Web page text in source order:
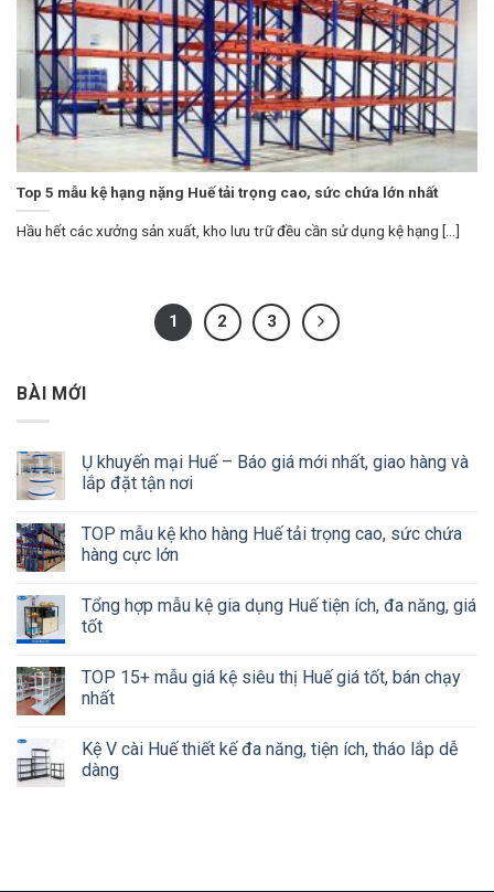
Top 5 mẫu kệ hạng nặng Huế tải trọng cao, sức chứa lớn nhất
Hầu hết các xưởng sản xuất, kho lưu trữ đều cần sử dụng kệ hạng [...]
1 2 3
BÀI MỚI
Ụ khuyến mại Huế – Báo giá mới nhất, giao hàng và
lắp đặt tận nơi
TOP mẫu kệ kho hàng Huế tải trọng cao, sức chứa
hàng cực lớn
Tổng hợp mẫu kệ gia dụng Huế tiện ích, đa năng, giá
tốt
TOP 15+ mẫu giá kệ siêu thị Huế giá tốt, bán chạy
nhất
Kệ V cài Huế thiết kế đa năng, tiện ích, tháo lắp dễ
dàng